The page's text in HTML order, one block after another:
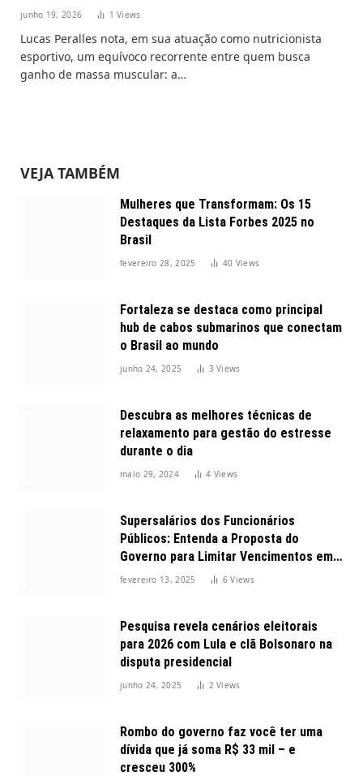
junho 19, 2026 1Views
Lucas Peralles nota, em sua atuação como nutricionista
esportivo, um equívoco recorrente entre quem busca
ganho de massa muscular: a…
VEJA TAMBÉM
Mulheres que Transformam: Os 15
Destaques da Lista Forbes 2025 no
Brasil
fevereiro 28, 2025 40 Views
Fortaleza se destaca como principal
hub de cabos submarinos que conectam
o Brasil ao mundo
junho 24, 2025 3Views
Descubra as melhores técnicas de
relaxamento para gestão do estresse
durante o dia
maio 29, 2024 4 Views
Supersalários dos Funcionários
Públicos: Entenda a Proposta do
Governo para Limitar Vencimentos em
2025
fevereiro 13, 2025 6Views
Pesquisa revela cenários eleitorais
para 2026 com Lula e clã Bolsonaro na
disputa presidencial
junho 24, 2025 2Views
Rombo do governo faz você ter uma
dívida que já soma R$ 33 mil – e
cresceu 300%